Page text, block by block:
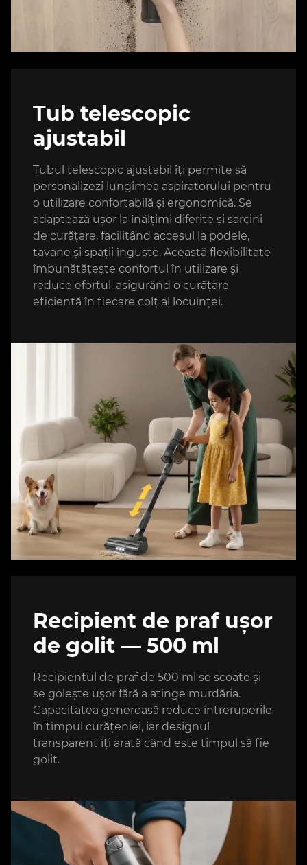
Tub telescopic
ajustabil
Tubul telescopic ajustabil îți permite să
personalizezi lungimea aspiratorului pentru
o utilizare confortabilă și ergonomică. Se
adaptează ușor la înălțimi diferite și sarcini
de curățare, facilitând accesul la podele,
tavane și spații înguste. Această flexibilitate
îmbunătățește confortul în utilizare și
reduce efortul, asigurând o curățare
eficientă în fiecare colț al locuinței.
Recipient de praf ușor
de golit — 500 ml
Recipientul de praf de 500 ml se scoate și
se golește ușor fără a atinge murdăria.
Capacitatea generoasă reduce întreruperile
în timpul curățeniei, iar designul
transparent îți arată când este timpul să fie
golit.